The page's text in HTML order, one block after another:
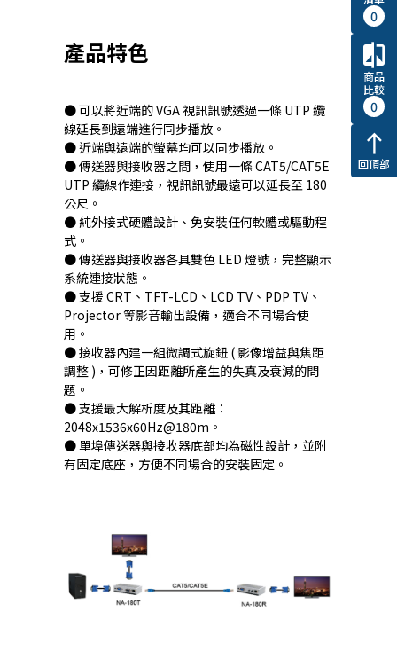
產品特色
● 可以將近端的 VGA 視訊訊號透過一條 UTP 纜
線延長到遠端進行同步播放。
● 近端與遠端的螢幕均可以同步播放。
● 傳送器與接收器之間，使用一條 CAT5/CAT5E
UTP 纜線作連接，視訊訊號最遠可以延長至 180
公尺。
● 純外接式硬體設計、免安裝任何軟體或驅動程
式。
● 傳送器與接收器各具雙色 LED 燈號，完整顯示
系統連接狀態。
● 支援 CRT、TFT-LCD、LCD TV、PDP TV、
Projector 等影音輸出設備，適合不同場合使
用。
● 接收器內建一組微調式旋鈕 ( 影像增益與焦距
調整 )，可修正因距離所產生的失真及衰減的問
題。
● 支援最大解析度及其距離：
2048x1536x60Hz@180m。
● 單埠傳送器與接收器底部均為磁性設計，並附
有固定底座，方便不同場合的安裝固定。
0
compare
商品
比較
0
north
回頂部